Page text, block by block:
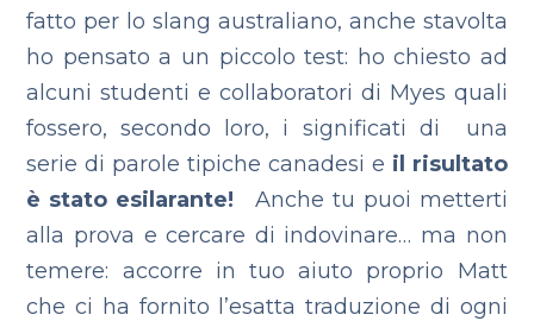
fatto per lo slang australiano, anche stavolta
ho pensato a un piccolo test: ho chiesto ad
alcuni studenti e collaboratori di Myes quali
fossero, secondo loro, i significati di una
serie di parole tipiche canadesi e il risultato
è stato esilarante!
Anche tu puoi metterti
alla prova e cercare di indovinare… ma non
temere: accorre in tuo aiuto proprio Matt
che ci ha fornito l’esatta traduzione di ogni